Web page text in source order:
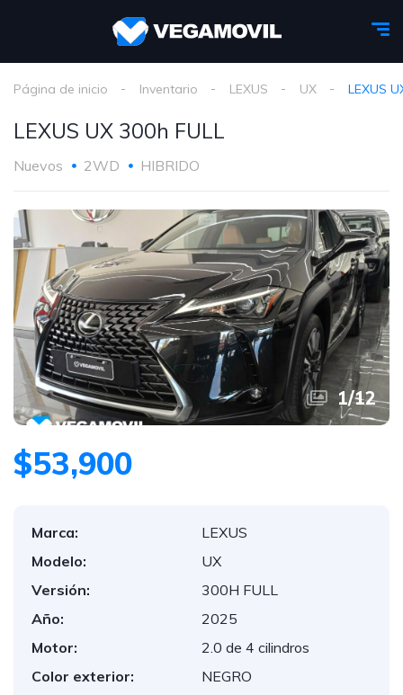
Página de inicio Inventario LEXUS UX LEXUS
LEXUS UX 300h FULL
Nuevos 2WD HIBRIDO
1/12
$53,900
Marca:
LEXUS
Modelo:
UX
Versión:
300H FULL
Año:
2025
Motor:
2.0 de 4 cilindros
Color exterior:
NEGRO